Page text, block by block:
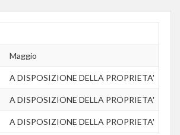
Maggio
A DISPOSIZIONE DELLA PROPRIETA'
A DISPOSIZIONE DELLA PROPRIETA'
A DISPOSIZIONE DELLA PROPRIETA'